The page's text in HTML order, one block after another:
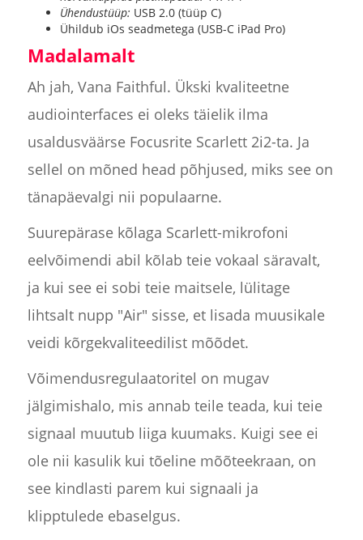
Ühendustüüp: USB 2.0 (tüüp C)
Ühildub iOs seadmetega (USB-C iPad Pro)
Madalamalt
Ah jah, Vana Faithful. Ükski kvaliteetne
audiointerfaces ei oleks täielik ilma
usaldusväärse Focusrite Scarlett 2i2-ta. Ja
sellel on mõned head põhjused, miks see on
tänapäevalgi nii populaarne.
Suurepärase kõlaga Scarlett-mikrofoni
eelvõimendi abil kõlab teie vokaal säravalt,
ja kui see ei sobi teie maitsele, lülitage
lihtsalt nupp "Air" sisse, et lisada muusikale
veidi kõrgekvaliteedilist mõõdet.
Võimendusregulaatoritel on mugav
jälgimishalo, mis annab teile teada, kui teie
signaal muutub liiga kuumaks. Kuigi see ei
ole nii kasulik kui tõeline mõõteekraan, on
see kindlasti parem kui signaali ja
klipptulede ebaselgus.